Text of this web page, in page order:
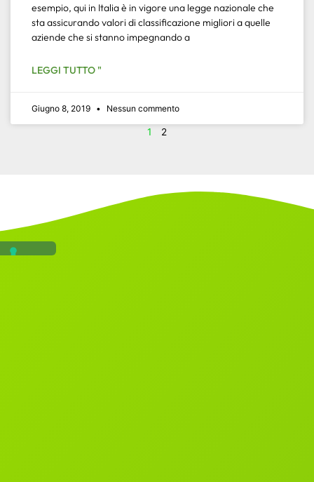
esempio, qui in Italia è in vigore una legge nazionale che
sta assicurando valori di classificazione migliori a quelle
aziende che si stanno impegnando a
LEGGI TUTTO "
Giugno 8, 2019 Nessun commento
1 2